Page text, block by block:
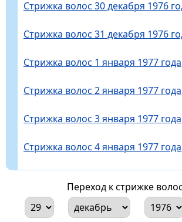
Стрижка волос 30 декабря 1976
Стрижка волос 31 декабря 1976
Стрижка волос 1 января 1977 года
Стрижка волос 2 января 1977 года
Стрижка волос 3 января 1977 года
Стрижка волос 4 января 1977 года
Переход к стрижке